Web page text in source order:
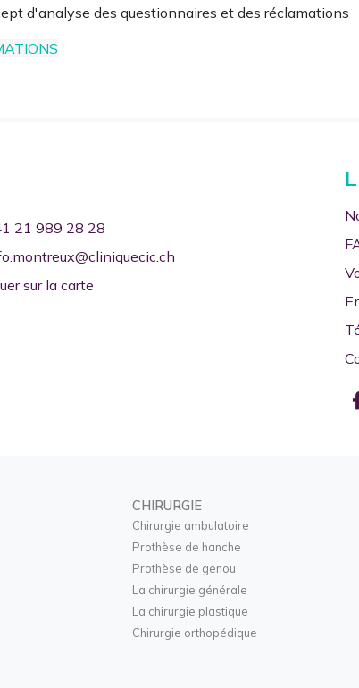
d'analyse des questionnaires et des réclamations
S
21 989 28 28
sur la carte
CHIRURGIE
Chirurgie ambulatoire
Prothèse de hanche
Prothèse de genou
La chirurgie générale
La chirurgie plastique
Chirurgie orthopédique
Montreux
.
souhaitons un bel été !